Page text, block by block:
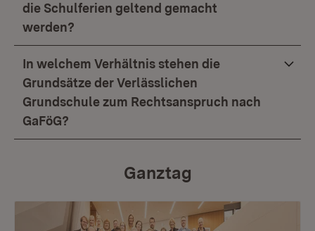
die Schulferien geltend gemacht
werden?
In welchem Verhältnis stehen die
Grundsätze der Verlässlichen
Grundschule zum Rechtsanspruch nach
GaFöG?
Ganztag